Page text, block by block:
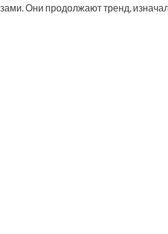
Они продолжают тренд,